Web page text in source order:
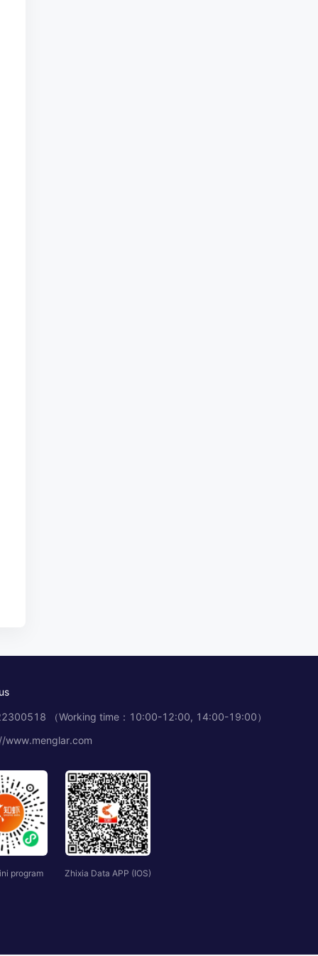
（Working time：10:00-12:00, 14:00-19:00）
www.menglar.com
program Zhixia Data APP (IOS)